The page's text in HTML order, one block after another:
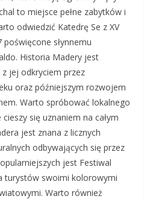
to miejsce pełne zabytków i
odwiedzić Katedrę Se z XV
słynnemu
Historia Madery jest
jej odkryciem przez
oraz późniejszym rozwojem
Warto spróbować lokalnego
się uznaniem na całym
jest znana z licznych
odbywających się przez
jest Festiwal
turystów swoimi kolorowymi
Warto również